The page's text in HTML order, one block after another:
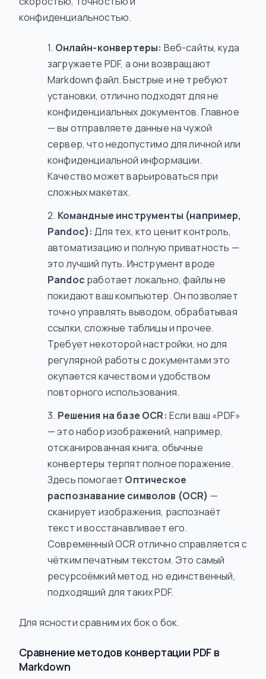
конфиденциальностью.
Онлайн-конвертеры: Веб-сайты, куда
загружаете PDF, а они возвращают
Markdown файл. Быстрые и не требуют
установки, отлично подходят для не
конфиденциальных документов. Главное
— вы отправляете данные на чужой
сервер, что недопустимо для личной или
конфиденциальной информации.
Качество может варьироваться при
сложных макетах.
Командные инструменты (например,
Pandoc): Для тех, кто ценит контроль,
автоматизацию и полную приватность —
это лучший путь. Инструмент вроде
Pandoc работает локально, файлы не
покидают ваш компьютер. Он позволяет
точно управлять выводом, обрабатывая
ссылки, сложные таблицы и прочее.
Требует некоторой настройки, но для
регулярной работы с документами это
окупается качеством и удобством
повторного использования.
Решения на базе OCR: Если ваш «PDF»
— это набор изображений, например,
отсканированная книга, обычные
конвертеры терпят полное поражение.
Здесь помогает Оптическое
распознавание символов (OCR) —
сканирует изображения, распознаёт
текст и восстанавливает его.
Современный OCR отлично справляется с
чётким печатным текстом. Это самый
ресурсоёмкий метод, но единственный,
подходящий для таких PDF.
Для ясности сравним их бок о бок.
Сравнение методов конвертации PDF в
Markdown